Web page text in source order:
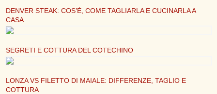
DENVER STEAK: COS’È, COME TAGLIARLA E CUCINARLA A
CASA
SEGRETI E COTTURA DEL COTECHINO
LONZA VS FILETTO DI MAIALE: DIFFERENZE, TAGLIO E
COTTURA